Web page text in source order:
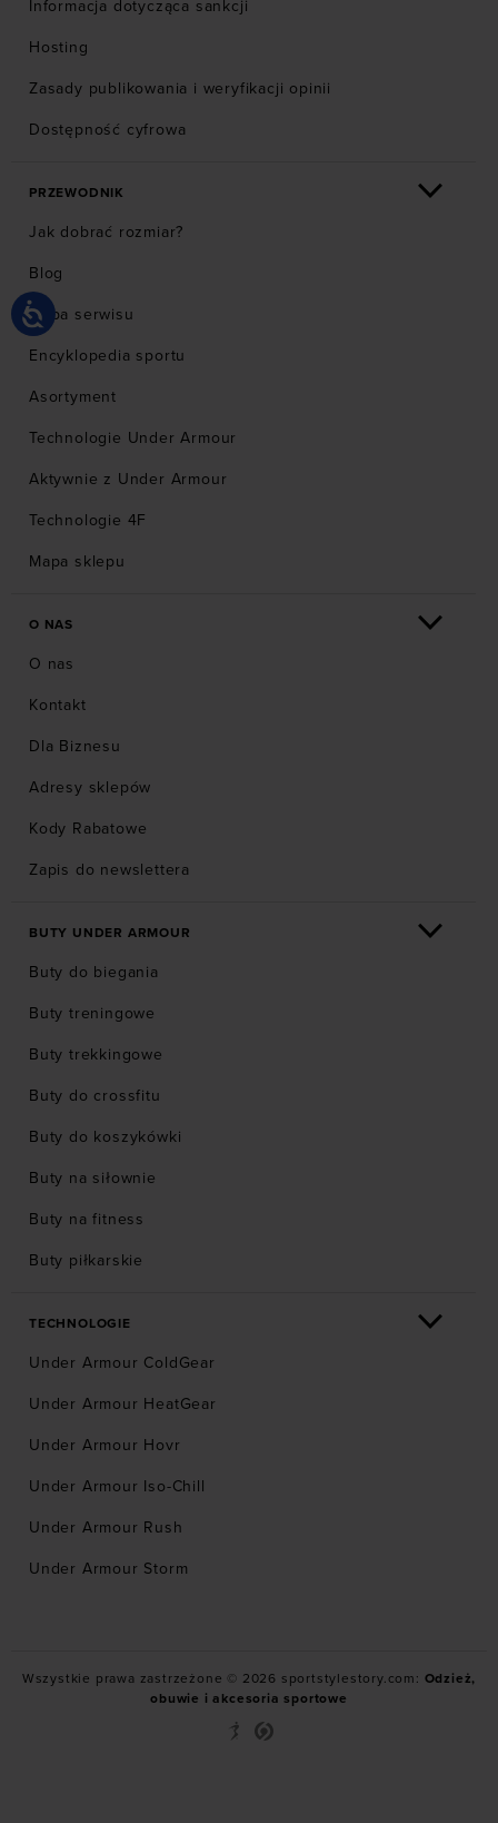
Informacja dotycząca sankcji
Hosting
Zasady publikowania i weryfikacji opinii
Dostępność cyfrowa
PRZEWODNIK
Jak dobrać rozmiar?
Blog
Mapa serwisu
Encyklopedia sportu
Asortyment
Technologie Under Armour
Aktywnie z Under Armour
Technologie 4F
Mapa sklepu
O NAS
O nas
Kontakt
Dla Biznesu
Adresy sklepów
Kody Rabatowe
Zapis do newslettera
BUTY UNDER ARMOUR
Buty do biegania
Buty treningowe
Buty trekkingowe
Buty do crossfitu
Buty do koszykówki
Buty na siłownie
Buty na fitness
Buty piłkarskie
TECHNOLOGIE
Under Armour ColdGear
Under Armour HeatGear
Under Armour Hovr
Under Armour Iso-Chill
Under Armour Rush
Under Armour Storm
Wszystkie prawa zastrzeżone © 2026 sportstylestory.com: Odzież,
obuwie i akcesoria sportowe